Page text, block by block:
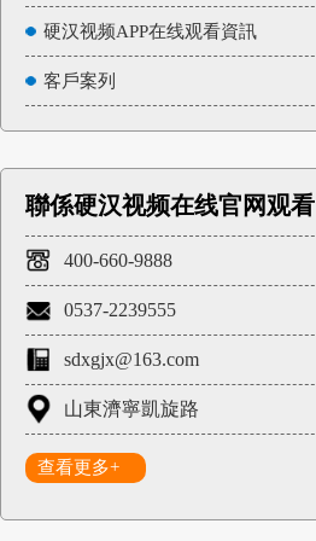
硬汉视频APP在线观看資訊
客戶案列
聯係硬汉视频在线官网观看
400-660-9888
0537-2239555
sdxgjx@163.com
山東濟寧凱旋路
查看更多+